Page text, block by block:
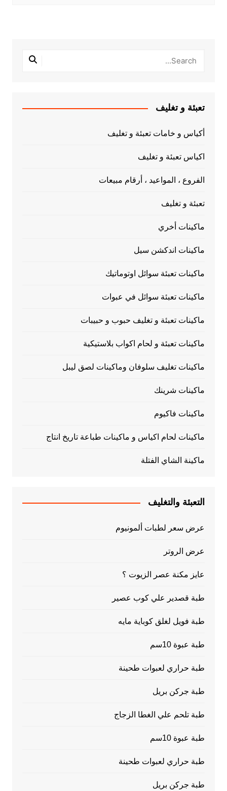
تعبئة و تغليف
أكياس و خامات تعبئة و تغليف
اكياس تعبئة و تغليف
الفروع ، المواعيد ، أرقام مبيعات
تعبئة و تغليف
ماكينات أخري
ماكينات اندكشن سيل
ماكينات تعبئة سوائل اوتوماتيك
ماكينات تعبئة سوائل في عبوات
ماكينات تعبئة و تغليف حبوب و حبيبات
ماكينات تعبئة و لحام اكواب بلاستيكية
ماكينات تغليف سلوفان وماكينات لصق ليبل
ماكينات شرينك
ماكينات فاكيوم
ماكينات لحام اكياس و ماكينات طباعة تاريخ انتاج
ماكينة الشاي الفتلة
التعبئة والتغليف
عرض سعر لطبات ألمونيوم
عرض الروتر
عايز مكنة عصر الزيوت ؟
طبة قصدير علي كوب عصير
طبة فويل لغلق كوباية مايه
طبة عبوة 10سم
طبة حراري لعبوات طحينة
طبة جركن بريل
طبة تلحم علي الغطا الزجاج
طبة عبوة 10سم
طبة حراري لعبوات طحينة
طبة جركن بريل